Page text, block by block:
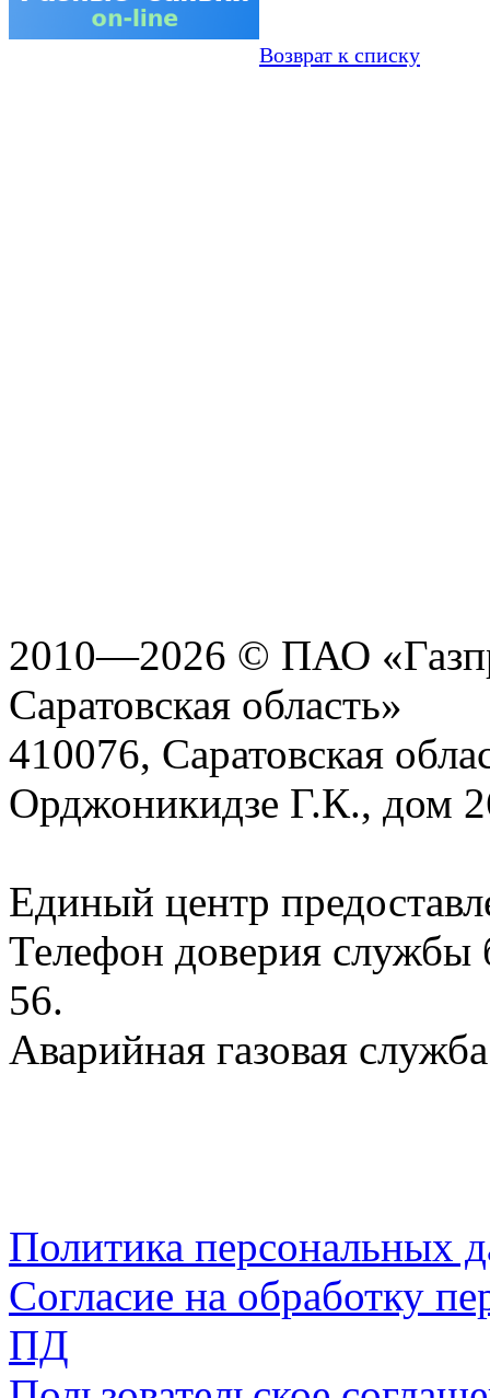
Возврат к списку
2010—2026 © ПАО
Саратовская область»
410076, Саратовская
Орджоникидзе Г.К., дом
Единый центр
Телефон доверия службы
56.
Аварийная газовая
Политика персональных
Согласие на обработку
ПД